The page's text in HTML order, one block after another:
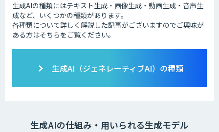
生成AIの種類にはテキスト生成・画像生成・動画生成・音声生
成など、いくつかの種類があります。
各種類について詳しく解説した記事がございますのでご興味が
ある方はそちらをご覧ください。
生成AI（ジェネレーティブAI）の種類
生成AIの仕組み・用いられる生成モデル